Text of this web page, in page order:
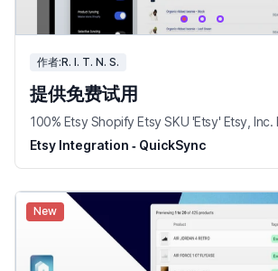
作者:R. I. T. N. S.
提供免费试用
100% Etsy Shopify Etsy SKU 'Etsy' Etsy, Inc.
Etsy Integration ‑ QuickSync
New